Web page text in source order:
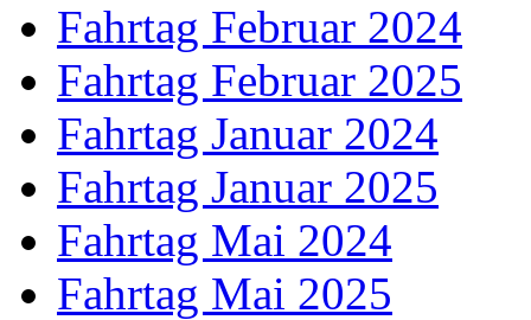
Fahrtag Februar 2024
Fahrtag Februar 2025
Fahrtag Januar 2024
Fahrtag Januar 2025
Fahrtag Mai 2024
Fahrtag Mai 2025